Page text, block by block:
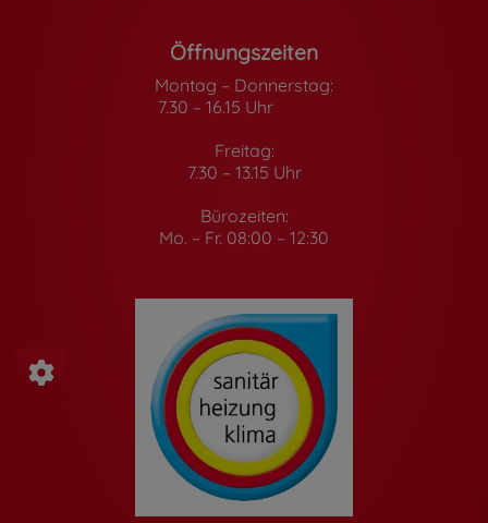
Öffnungszeiten
Montag – Donnerstag:
7.30 – 16.15 Uhr
Freitag:
7.30 – 13.15 Uhr
Bürozeiten:
Mo. – Fr. 08:00 – 12:30